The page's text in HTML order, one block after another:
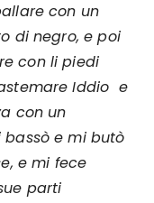
con un
di negro, e poi
con li piedi
Iddio e
con un
e mi butò
e mi fece
parti